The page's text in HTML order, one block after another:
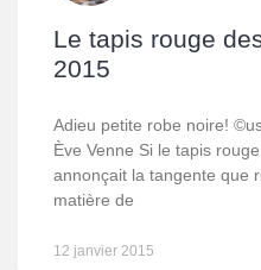
Le tapis rouge
2015
Adieu petite robe noire!
Ève Venne Si le tapis
annonçait la tangente que
matière de
12 janvier 2015